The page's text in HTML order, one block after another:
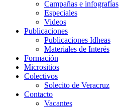
Campañas e infografías
Especiales
Videos
Publicaciones
Publicaciones Idheas
Materiales de Interés
Formación
Micrositios
Colectivos
Solecito de Veracruz
Contacto
Vacantes